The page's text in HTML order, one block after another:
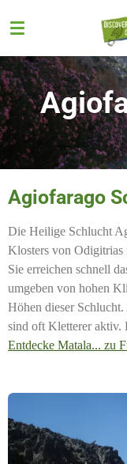
Hauptinhalt
springen
Agiofarago
Die Heilige Schlucht
Klosters von Odigitrias
Sie erreichen schnell
umgeben von hohen
Höhen dieser
sind oft Kletterer aktiv.
Entdecke Matala... zu